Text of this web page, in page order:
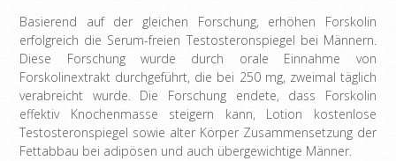
Basierend auf der gleichen Forschung, erhöhen Forskolin
erfolgreich die Serum-freien Testosteronspiegel bei Männern.
Diese Forschung wurde durch orale Einnahme von
Forskolinextrakt durchgeführt, die bei 250 mg, zweimal täglich
verabreicht wurde. Die Forschung endete, dass Forskolin
effektiv Knochenmasse steigern kann, Lotion kostenlose
Testosteronspiegel sowie alter Körper Zusammensetzung der
Fettabbau bei adipösen und auch übergewichtige Männer.